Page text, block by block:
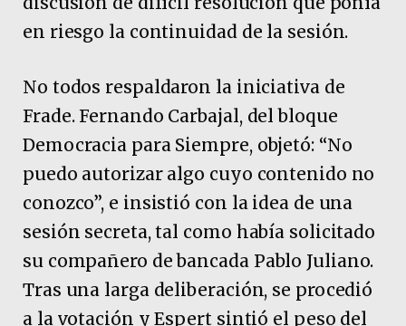
en riesgo la continuidad de la sesión.
No todos respaldaron la iniciativa de
Frade. Fernando Carbajal, del bloque
Democracia para Siempre, objetó: “No
puedo autorizar algo cuyo contenido no
conozco”, e insistió con la idea de una
sesión secreta, tal como había solicitado
su compañero de bancada Pablo Juliano.
Tras una larga deliberación, se procedió
a la votación y Espert sintió el peso del